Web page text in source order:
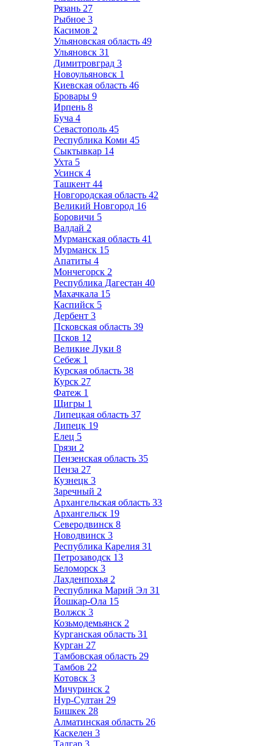
Рязань 27
Рыбное 3
Касимов 2
Ульяновская область 49
Ульяновск 31
Димитровград 3
Новоульяновск 1
Киевская область 46
Бровары 9
Ирпень 8
Буча 4
Севастополь 45
Республика Коми 45
Сыктывкар 14
Ухта 5
Усинск 4
Ташкент 44
Новгородская область 42
Великий Новгород 16
Боровичи 5
Валдай 2
Мурманская область 41
Мурманск 15
Апатиты 4
Мончегорск 2
Республика Дагестан 40
Махачкала 15
Каспийск 5
Дербент 3
Псковская область 39
Псков 12
Великие Луки 8
Себеж 1
Курская область 38
Курск 27
Фатеж 1
Щигры 1
Липецкая область 37
Липецк 19
Елец 5
Грязи 2
Пензенская область 35
Пенза 27
Кузнецк 3
Заречный 2
Архангельская область 33
Архангельск 19
Северодвинск 8
Новодвинск 3
Республика Карелия 31
Петрозаводск 13
Беломорск 3
Лахденпохья 2
Республика Марий Эл 31
Йошкар-Ола 15
Волжск 3
Козьмодемьянск 2
Курганская область 31
Курган 27
Тамбовская область 29
Тамбов 22
Котовск 3
Мичуринск 2
Нур-Султан 29
Бишкек 28
Алматинская область 26
Каскелен 3
Талгар 3